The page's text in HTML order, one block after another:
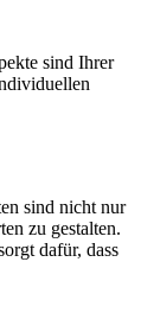
sind Ihrer
sind nicht nur
zu gestalten.
dafür, dass